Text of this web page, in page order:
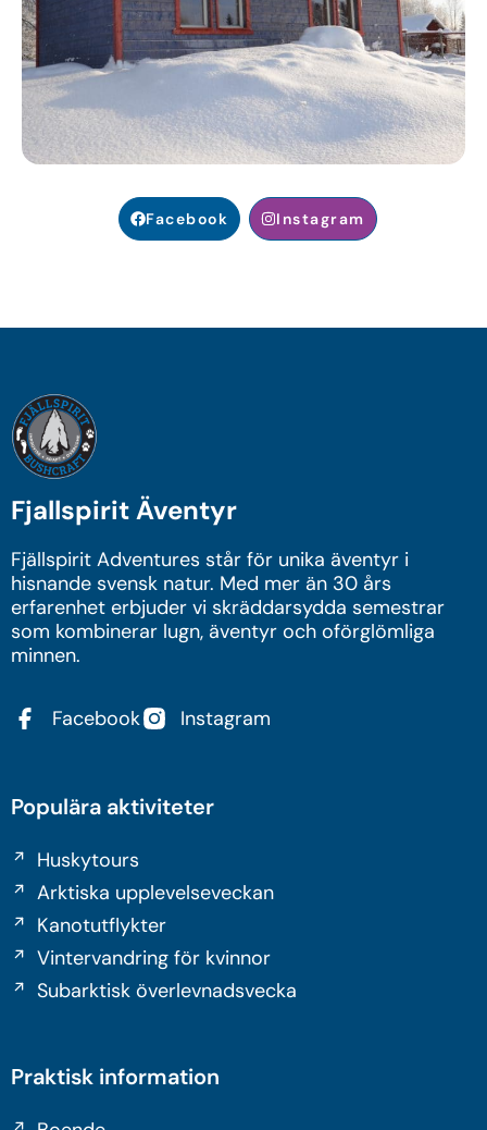
Facebook Instagram
Fjallspirit Äventyr
Fjällspirit Adventures står för unika äventyr i
hisnande svensk natur. Med mer än 30 års
erfarenhet erbjuder vi skräddarsydda semestrar
som kombinerar lugn, äventyr och oförglömliga
minnen.
Facebook Instagram
Populära aktiviteter
Huskytours
Arktiska upplevelseveckan
Kanotutflykter
Vintervandring för kvinnor
Subarktisk överlevnadsvecka
Praktisk information